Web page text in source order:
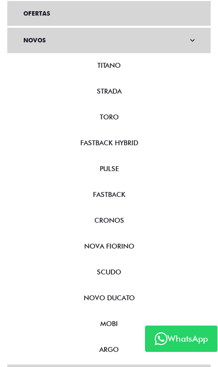
WhatsApp
OFERTAS
NOVOS
TITANO
STRADA
TORO
FASTBACK HYBRID
PULSE
FASTBACK
CRONOS
NOVA FIORINO
SCUDO
NOVO DUCATO
MOBI
ARGO